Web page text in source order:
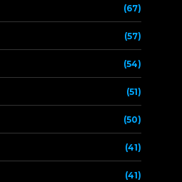
(67)
(57)
(54)
(51)
(50)
(41)
(41)